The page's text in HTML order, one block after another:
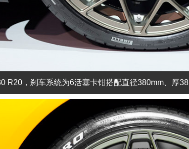
R20，刹车系统为6活塞卡钳搭配直径380mm、厚